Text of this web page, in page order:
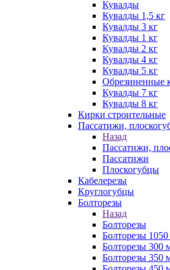
Кувалды
Кувалды 1,5 кг
Кувалды 3 кг
Кувалды 1 кг
Кувалды 2 кг
Кувалды 4 кг
Кувалды 5 кг
Обрезиненные
Кувалды 7 кг
Кувалды 8 кг
Кирки строительные
Пассатижи,
Назад
Пассатижи,
Пассатижи
Плоскогубцы
Кабелерезы
Круглогубцы
Болторезы
Назад
Болторезы
Болторезы
Болторезы 300
Болторезы 350